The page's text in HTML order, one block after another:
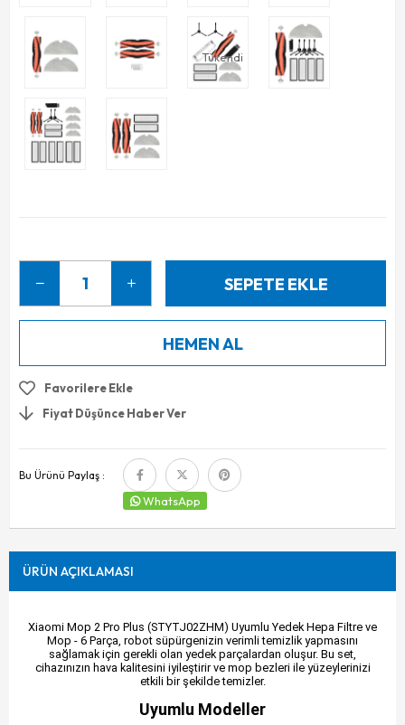
Tükendi
Favorilere Ekle
Fiyat Düşünce Haber Ver
Bu Ürünü Paylaş :
WhatsApp
ÜRÜN AÇIKLAMASI
Xiaomi Mop 2 Pro Plus (STYTJ02ZHM) Uyumlu Yedek Hepa Filtre ve
Mop - 6 Parça, robot süpürgenizin verimli temizlik yapmasını
sağlamak için gerekli olan yedek parçalardan oluşur. Bu set,
cihazınızın hava kalitesini iyileştirir ve mop bezleri ile yüzeylerinizi
etkili bir şekilde temizler.
Uyumlu Modeller